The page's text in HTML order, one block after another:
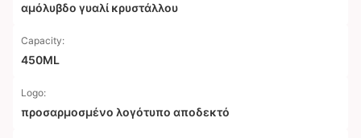
αμόλυβδο γυαλί κρυστάλλου
Capacity:
450ML
Logo:
προσαρμοσμένο λογότυπο αποδεκτό